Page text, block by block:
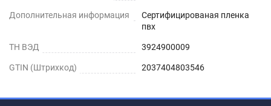
Дополнительная информация
Сертифицированая пленка
пвх
ТН ВЭД 3924900009
GTIN (Штрихкод) 2037404803546